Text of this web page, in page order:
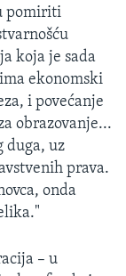
pomiriti
koja je sada
ekonomski
i povećanje
obrazovanje...
duga, uz
prava.
onda
– u